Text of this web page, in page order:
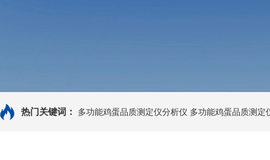
热门关键词： 多功能鸡蛋品质测定仪分析仪 多功能鸡蛋品质测定